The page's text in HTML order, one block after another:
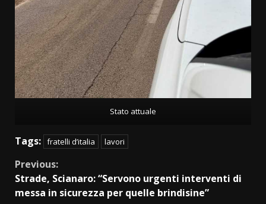
Stato attuale
Tags: fratelli d’italia lavori
Continue
Reading
Previous:
Strade, Scianaro: “Servono urgenti interventi di
messa in sicurezza per quelle brindisine”